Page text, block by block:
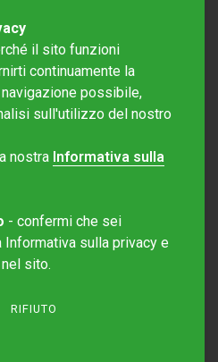
SA
daRedesign
il sito funzioni
continuamente la
possibile,
sull'utilizzo del nostro
nostra Informativa sulla
- confermi che sei
sulla privacy e
sito.
RIFIUTO